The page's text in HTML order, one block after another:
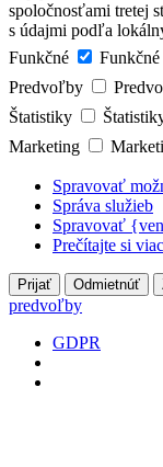
spoločnosťami tretej
s údajmi podľa
Funkčné
Funkčné
Predvoľby
Štatistiky
Marketing
Spravovať
Správa služieb
Spravovať
Prečítajte si
Prijať Odmietnúť
predvoľby
GDPR